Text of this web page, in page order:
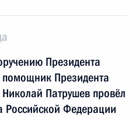
Президента
Президента
Патрушев провёл
Российской Федерации